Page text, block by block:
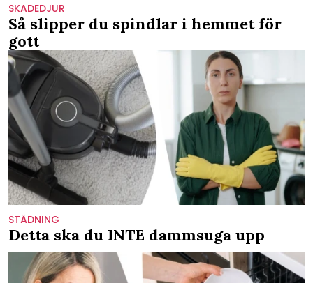
SKADEDJUR
Så slipper du spindlar i hemmet för
gott
STÄDNING
Detta ska du INTE dammsuga upp